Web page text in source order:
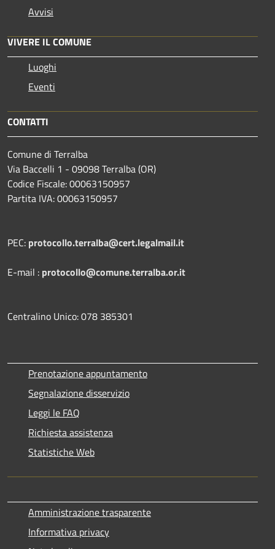
Avvisi
VIVERE IL COMUNE
Luoghi
Eventi
CONTATTI
Comune di Terralba
Via Baccelli 1 - 09098 Terralba (OR)
Codice Fiscale: 00063150957
Partita IVA: 00063150957
PEC: protocollo.terralba@cert.legalmail.it
E-mail : protocollo@comune.terralba.or.it
Centralino Unico: 078 385301
Prenotazione appuntamento
Segnalazione disservizio
Leggi le FAQ
Richiesta assistenza
Statistiche Web
Amministrazione trasparente
Informativa privacy